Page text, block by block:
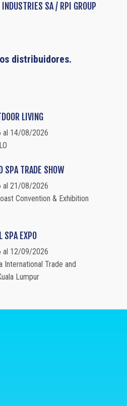
INDUSTRIES SA / RPI GROUP
distribuidores.
LIVING
al 14/08/2026
SPA TRADE SHOW
al 21/08/2026
Convention & Exhibition
SPA EXPO
al 12/09/2026
International Trade and
Lumpur